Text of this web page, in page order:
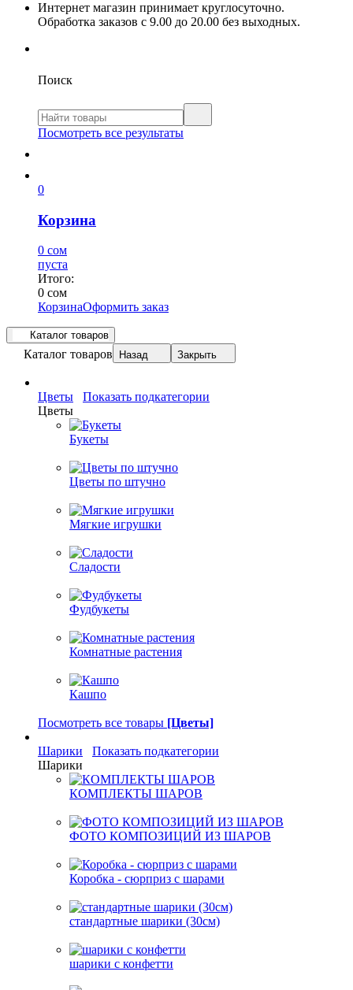
Интернет магазин принимает круглосуточно.
Обработка заказов с 9.00 до 20.00 без выходных.
Поиск
Посмотреть все результаты
0
Корзина
0 сом
пуста
Итого:
0 сом
КорзинаОформить заказ
Каталог товаров
Каталог товаров Назад Закрыть
Цветы
Показать подкатегории
Цветы
Букеты
Цветы по штучно
Мягкие игрушки
Сладости
Фудбукеты
Комнатные растения
Кашпо
Посмотреть все товары [Цветы]
Шарики
Показать подкатегории
Шарики
КОМПЛЕКТЫ ШАРОВ
ФОТО КОМПОЗИЦИЙ ИЗ ШАРОВ
Коробка - сюрприз с шарами
стандартные шарики (30см)
шарики с конфетти